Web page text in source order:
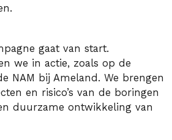
gaat van start.
we in actie, zoals op de
NAM bij Ameland. We brengen
en risico’s van de boringen
duurzame ontwikkeling van